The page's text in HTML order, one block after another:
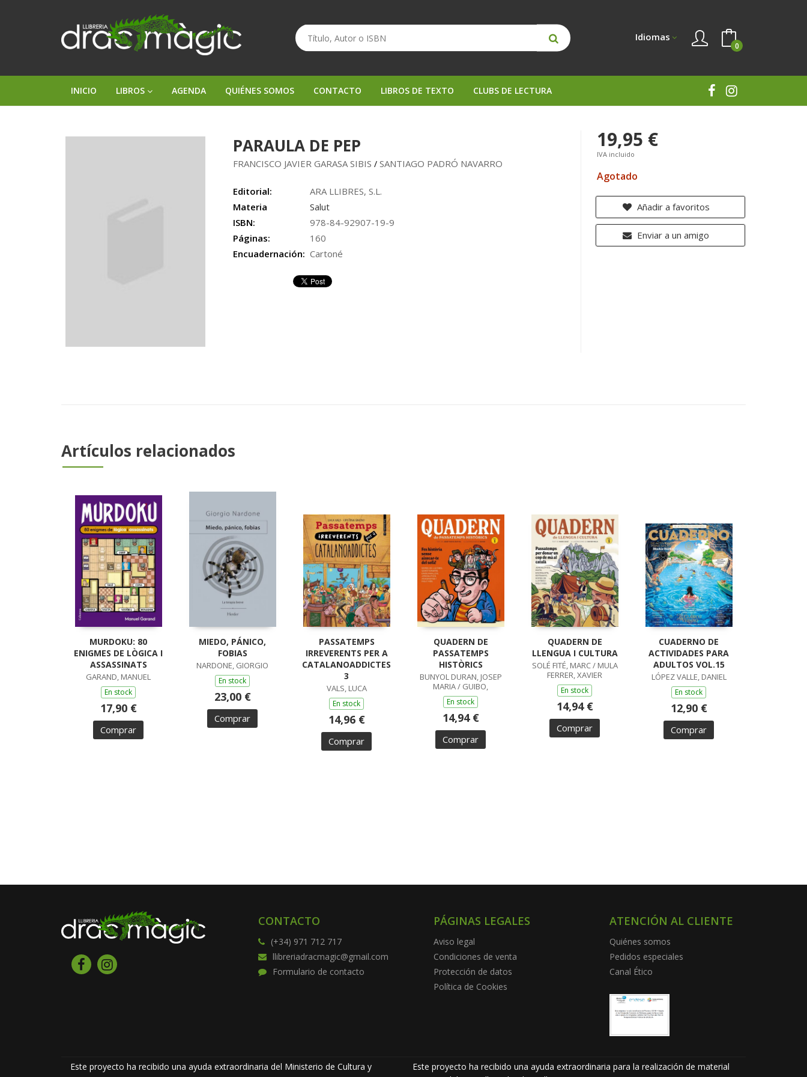
Idiomas
0
INICIO LIBROS AGENDA QUIÉNES SOMOS CONTACTO LIBROS DE TEXTO CLUBS DE LECTURA
PARAULA DE PEP
FRANCISCO JAVIER GARASA SIBIS /SANTIAGO PADRÓ NAVARRO
Editorial:
ARA LLIBRES, S.L.
Materia
Salut
ISBN:
978-84-92907-19-9
Páginas:
160
Encuadernación: Cartoné
19,95 €
IVA incluido
Agotado
Añadir a favoritos
Enviar a un amigo
Artículos relacionados
MURDOKU: 80
ENIGMES DE LÒGICA I
ASSASSINATS
GARAND, MANUEL
En stock
17,90 €
Comprar
MIEDO, PÁNICO,
FOBIAS
NARDONE, GIORGIO
En stock
23,00 €
Comprar
PASSATEMPS
IRREVERENTS PER A
CATALANOADDICTES
3
VALS, LUCA
En stock
14,96 €
Comprar
QUADERN DE
PASSATEMPS
HISTÒRICS
BUNYOL DURAN, JOSEP
MARIA / GUIBO,
En stock
14,94 €
Comprar
QUADERN DE
LLENGUA I CULTURA
SOLÉ FITÉ, MARC / MULA
FERRER, XAVIER
En stock
14,94 €
Comprar
CUADERNO DE
ACTIVIDADES PARA
ADULTOS VOL.15
LÓPEZ VALLE, DANIEL
En stock
12,90 €
Comprar
CONTACTO
(+34) 971 712 717
llibreriadracmagic@gmail.com
Formulario de contacto
PÁGINAS LEGALES
Aviso legal
Condiciones de venta
Protección de datos
Política de Cookies
ATENCIÓN AL CLIENTE
Quiénes somos
Pedidos especiales
Canal Ético
Este proyecto ha recibido una ayuda extraordinaria del Ministerio de Cultura y
Este proyecto ha recibido una ayuda extraordinaria para la realización de material